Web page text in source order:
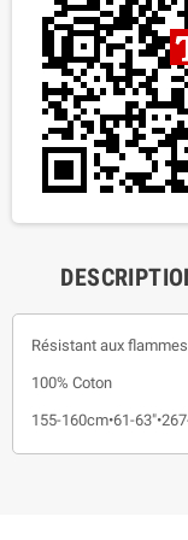
Résistant aux
100% Coton
155-160cm•61-